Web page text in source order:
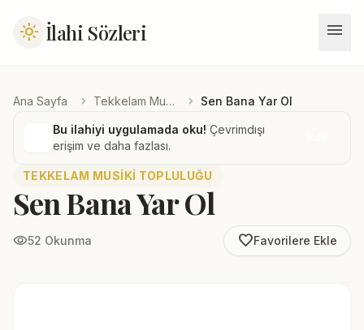
light_mode İlahi Sözleri menu
Ana Sayfa chevron_right Tekkelam Musiki Topluluğu chevron_right Sen Bana Yar Ol
Bu ilahiyi uygulamada oku! Çevrimdışı
erişim ve daha fazlası.
TEKKELAM MUSIKI TOPLULUĞU
Sen Bana Yar Ol
visibility52 Okunma favorite_borderFavorilere Ekle